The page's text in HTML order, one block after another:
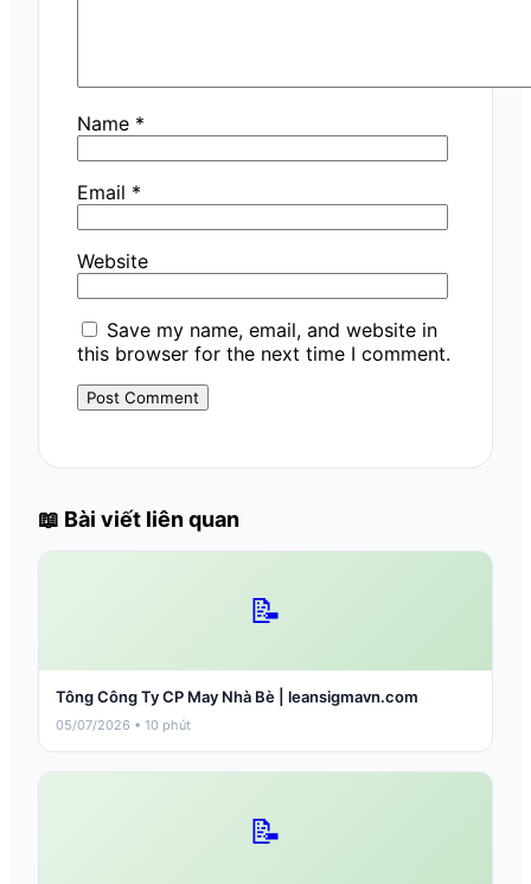
Name *
Email *
Website
Save my name, email, and website in
this browser for the next time I comment.
📖 Bài viết liên quan
📝
Tông Công Ty CP May Nhà Bè | leansigmavn.com
05/07/2026 • 10 phút
📝